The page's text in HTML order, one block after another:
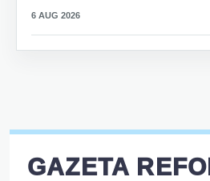
6 AUG 2026
GAZETA